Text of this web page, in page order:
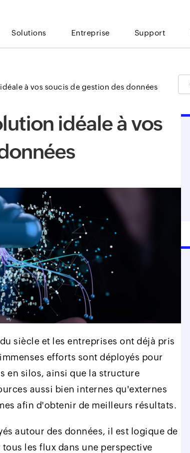
Solutions Entreprise Support
à vos soucis de gestion des données
idéale à vos
siècle et les entreprises ont déjà pris
efforts sont déployés pour
en silos, ainsi que la structure
aussi bien internes qu'externes
afin d'obtenir de meilleurs résultats.
autour des données, il est logique de
les flux dans une perspective